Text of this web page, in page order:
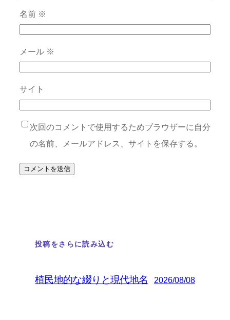
名前 ※
メール ※
サイト
次回のコメントで使用するためブラウザーに自分
の名前、メールアドレス、サイトを保存する。
投稿をさらに読み込む
植民地的な綴りと現代地名 2026/08/08